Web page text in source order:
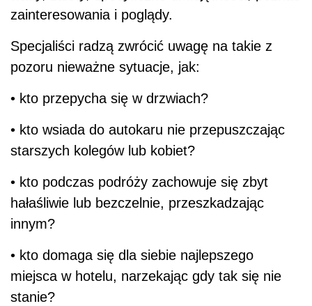
zainteresowania i poglądy.
Specjaliści radzą zwrócić uwagę na takie z
pozoru nieważne sytuacje, jak:
• kto przepycha się w drzwiach?
• kto wsiada do autokaru nie przepuszczając
starszych kolegów lub kobiet?
• kto podczas podróży zachowuje się zbyt
hałaśliwie lub bezczelnie, przeszkadzając
innym?
• kto domaga się dla siebie najlepszego
miejsca w hotelu, narzekając gdy tak się nie
stanie?